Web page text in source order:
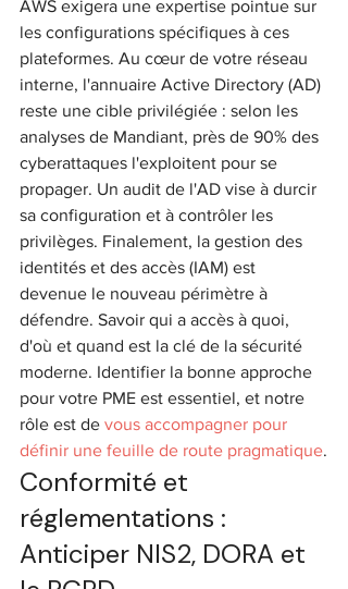
AWS exigera une expertise pointue sur
les configurations spécifiques à ces
plateformes. Au cœur de votre réseau
interne, l'annuaire Active Directory (AD)
reste une cible privilégiée : selon les
analyses de Mandiant, près de 90% des
cyberattaques l'exploitent pour se
propager. Un audit de l'AD vise à durcir
sa configuration et à contrôler les
privilèges. Finalement, la gestion des
identités et des accès (IAM) est
devenue le nouveau périmètre à
défendre. Savoir qui a accès à quoi,
d'où et quand est la clé de la sécurité
moderne. Identifier la bonne approche
pour votre PME est essentiel, et notre
rôle est de vous accompagner pour
définir une feuille de route pragmatique.
Conformité et
réglementations :
Anticiper NIS2, DORA et